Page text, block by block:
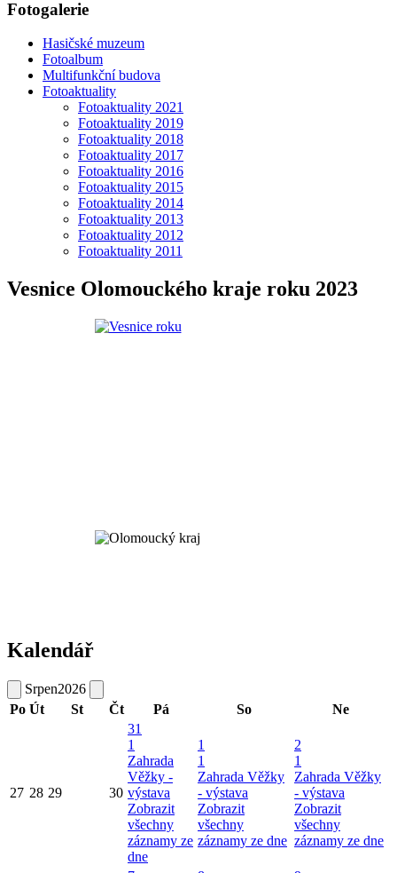
Fotogalerie
Hasičské muzeum
Fotoalbum
Multifunkční budova
Fotoaktuality
Fotoaktuality 2021
Fotoaktuality 2019
Fotoaktuality 2018
Fotoaktuality 2017
Fotoaktuality 2016
Fotoaktuality 2015
Fotoaktuality 2014
Fotoaktuality 2013
Fotoaktuality 2012
Fotoaktuality 2011
Vesnice Olomouckého kraje roku 2023
Kalendář
Srpen2026
Po Út St Čt Pá So Ne
27 28 29 30
31
1
Zahrada
Věžky -
výstava
Zobrazit
všechny
záznamy ze
dne
1
1
Zahrada Věžky
- výstava
Zobrazit
všechny
záznamy ze dne
2
1
Zahrada Věžky
- výstava
Zobrazit
všechny
záznamy ze dne